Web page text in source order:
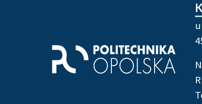
Stopka strony -